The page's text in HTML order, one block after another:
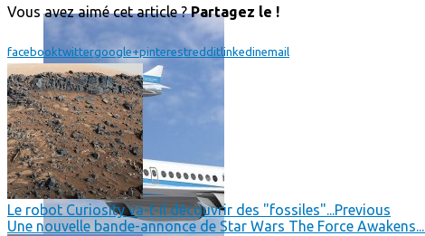
Vous avez aimé cet article ?Partagez le !
facebooktwittergoogle+pinterestredditlinkedinemail
Le robot Curiosity va-t-il découvrir des "fossiles"...Previous
Une nouvelle bande-annonce de Star Wars The Force Awakens...